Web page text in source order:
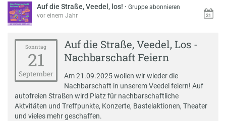
Auf die Straße, Veedel, los! ·Gruppe abonnieren
vor einem Jahr
Sonntag
21
September
Auf die Straße, Veedel, Los -
Nachbarschaft Feiern
Am 21.09.2025 wollen wir wieder die
Nachbarschaft in unserem Veedel feiern! Auf
autofreien Straßen wird Platz für nachbarschaftliche
Aktvitäten und Treffpunkte, Konzerte, Bastelaktionen, Theater
und vieles mehr geschaffen.